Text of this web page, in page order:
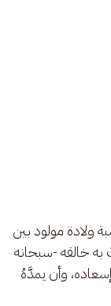
ولادة مولود بين
به خالقه -سبحانه
وأن يمدَّهُ